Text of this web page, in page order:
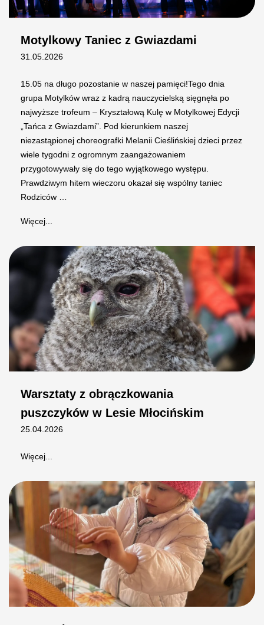
Motylkowy Taniec z Gwiazdami
31.05.2026
15.05 na długo pozostanie w naszej pamięci!Tego dnia
grupa Motylków wraz z kadrą nauczycielską sięgnęła po
najwyższe trofeum – Kryształową Kulę w Motylkowej Edycji
„Tańca z Gwiazdami”. Pod kierunkiem naszej
niezastąpionej choreografki Melanii Cieślińskiej dzieci przez
wiele tygodni z ogromnym zaangażowaniem
przygotowywały się do tego wyjątkowego występu.
Prawdziwym hitem wieczoru okazał się wspólny taniec
Rodziców …
Więcej...
Warsztaty z obrączkowania
puszczyków w Lesie Młocińskim
25.04.2026
Więcej...